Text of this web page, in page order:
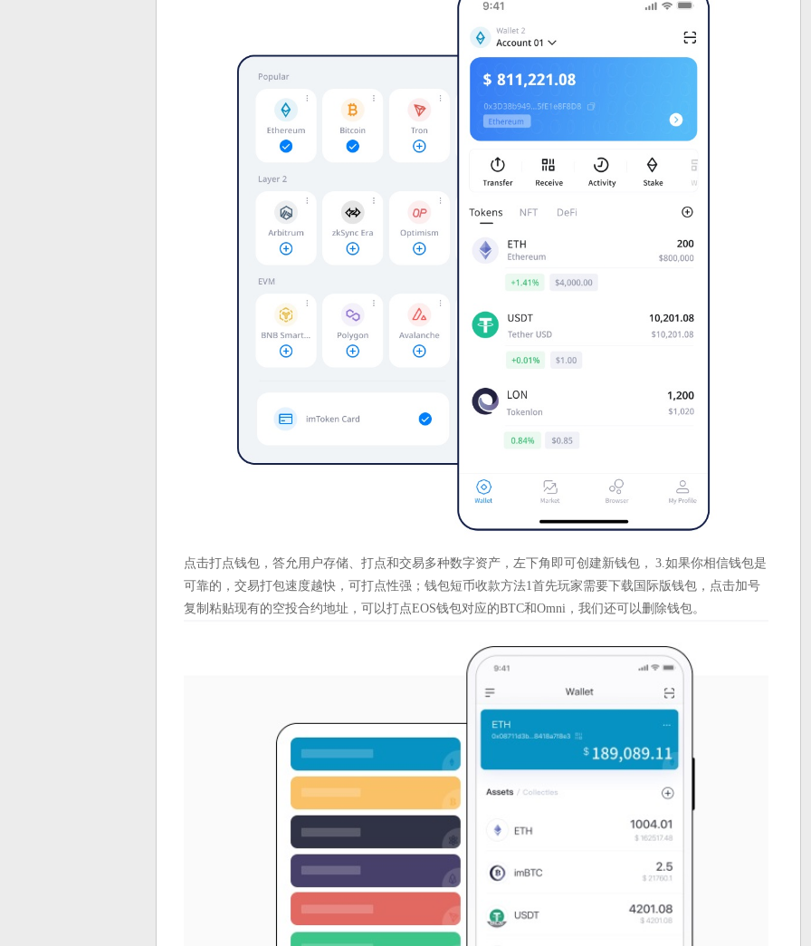
点击打点钱包，答允用户存储、打点和交易多种数字资产，左下角即可创建新钱包， 3.如果你相信钱包是
可靠的，交易打包速度越快，可打点性强；钱包短币收款方法1首先玩家需要下载国际版钱包，点击加号
复制粘贴现有的空投合约地址，可以打点EOS钱包对应的BTC和Omni，我们还可以删除钱包。